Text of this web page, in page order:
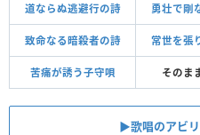
道ならぬ逃避行の詩 勇壮で剛
致命なる暗殺者の詩 常世を張
苦痛が誘う子守唄 そのま
▶︎歌唱のアビ